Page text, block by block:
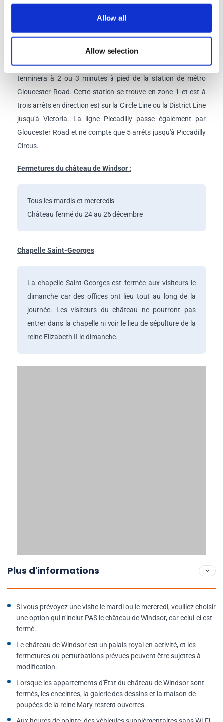
Allow all
Allow selection
tournez à gauche. Marchez une vingtaine de mètres avant de
tourner à droite sur Bulleid Way.Votre autocar ne partira
En raison des restrictions légales relatives
aux heures de travail de nos chauffeurs, cette visite se
terminera à 2 ou 3 minutes à pied de la station de métro
Gloucester Road. Cette station se trouve en zone 1 et est à
trois arrêts en direction est sur la Circle Line ou la District Line
jusqu'à Victoria. La ligne Piccadilly passe également par
Gloucester Road et ne compte que 5 arrêts jusqu'à Piccadilly
Circus.
Fermetures du château de Windsor :
Tous les mardis et mercredis
Château fermé du 24 au 26 décembre
Chapelle Saint-Georges
La chapelle Saint-Georges est fermée aux visiteurs le
dimanche car des offices ont lieu tout au long de la
journée. Les visiteurs du château ne pourront pas
entrer dans la chapelle ni voir le lieu de sépulture de la
reine Elizabeth II le dimanche.
Plus d'informations
Si vous prévoyez une visite le mardi ou le mercredi, veuillez choisir
une option qui n'inclut PAS le château de Windsor, car celui-ci est
fermé.
Le château de Windsor est un palais royal en activité, et les
fermetures ou perturbations prévues peuvent être sujettes à
modification.
Lorsque les appartements d'État du château de Windsor sont
fermés, les enceintes, la galerie des dessins et la maison de
poupées de la reine Mary restent ouvertes.